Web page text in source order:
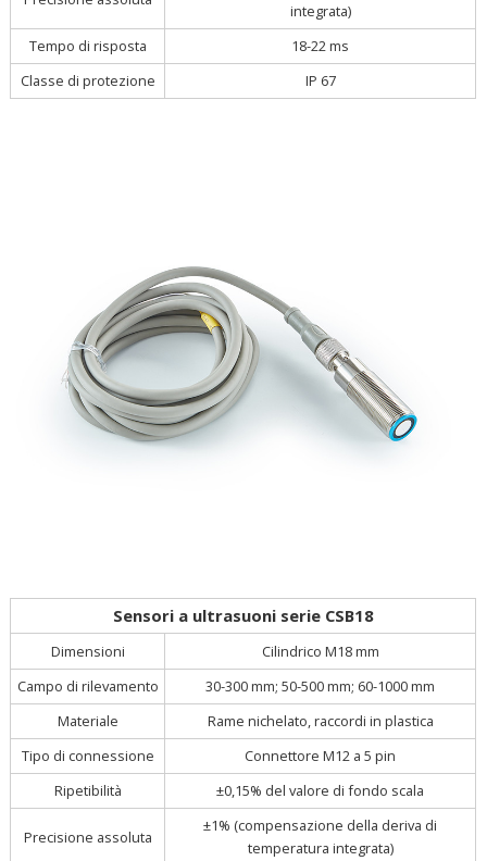
integrata)
Tempo di risposta
18-22 ms
Classe di protezione
IP 67
Sensori a ultrasuoni serie CSB18
Dimensioni
Cilindrico M18 mm
Campo di rilevamento
30-300 mm; 50-500 mm; 60-1000 mm
Materiale
Rame nichelato, raccordi in plastica
Tipo di connessione
Connettore M12 a 5 pin
Ripetibilità
±0,15% del valore di fondo scala
Precisione assoluta
±1% (compensazione della deriva di
temperatura integrata)